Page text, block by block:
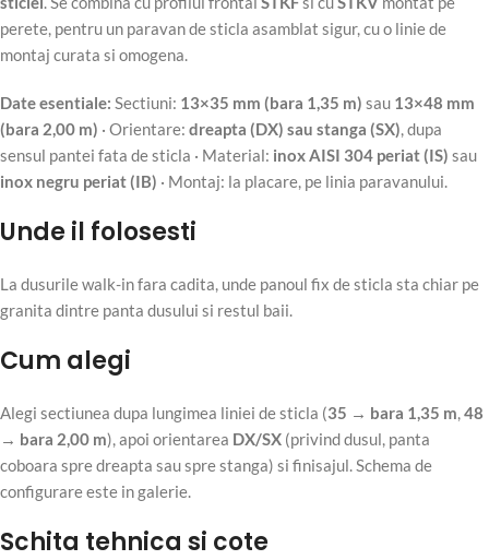
perete, pentru un paravan de sticla asamblat sigur, cu o linie de
montaj curata si omogena.
Date esentiale: Sectiuni: 13×35 mm (bara 1,35 m) sau 13×48 mm
(bara 2,00 m) · Orientare: dreapta (DX) sau stanga (SX), dupa
sensul pantei fata de sticla · Material: inox AISI 304 periat (IS) sau
inox negru periat (IB) · Montaj: la placare, pe linia paravanului.
Unde il folosesti
La dusurile walk-in fara cadita, unde panoul fix de sticla sta chiar pe
granita dintre panta dusului si restul baii.
Cum alegi
Alegi sectiunea dupa lungimea liniei de sticla (35 → bara 1,35 m,48
→ bara 2,00 m), apoi orientarea DX/SX (privind dusul, panta
coboara spre dreapta sau spre stanga) si finisajul. Schema de
configurare este in galerie.
Schita tehnica si cote